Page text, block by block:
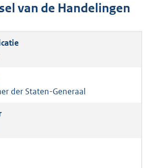
van de Handelingen
der Staten-Generaal